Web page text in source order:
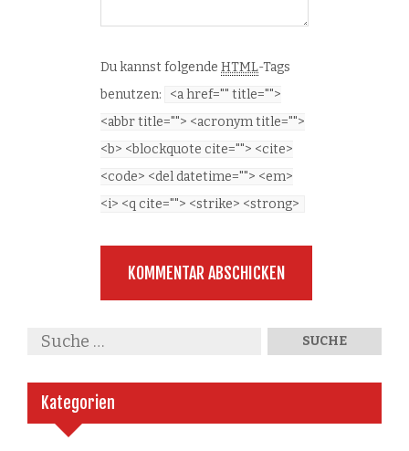
Du kannst folgende HTML-Tags
benutzen:
<a href="" title="">
<abbr title=""> <acronym title="">
<b> <blockquote cite=""> <cite>
<code> <del datetime=""> <em>
<i> <q cite=""> <strike> <strong>
Kategorien